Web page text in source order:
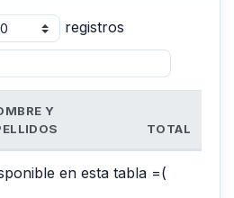
registros
Y
TOTAL
en esta tabla =(